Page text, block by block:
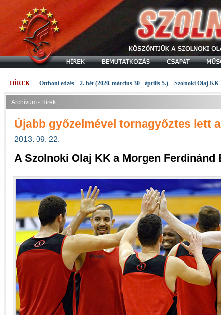
HÍREK Otthoni edzés – 2. hét (2020. március 30 - április 5.) – Szolnoki Olaj KK
Archívum - Hírek
Újabb győzelmével tornagyőztes lett
2013. 09. 22.
A Szolnoki Olaj KK a Morgen Ferdinánd